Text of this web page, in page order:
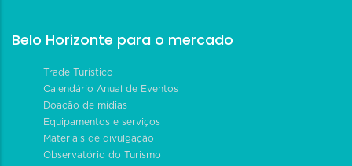
Belo Horizonte para o mercado
Trade Turístico
Calendário Anual de Eventos
Doação de mídias
Equipamentos e serviços
Materiais de divulgação
Observatório do Turismo